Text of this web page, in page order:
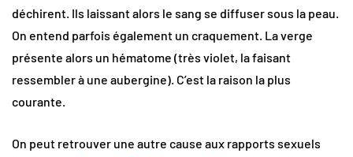
déchirent. Ils laissant alors le sang se diffuser sous la peau.
On entend parfois également un craquement. La verge
présente alors un hématome (très violet, la faisant
ressembler à une aubergine). C’est la raison la plus
courante.
On peut retrouver une autre cause aux rapports sexuels